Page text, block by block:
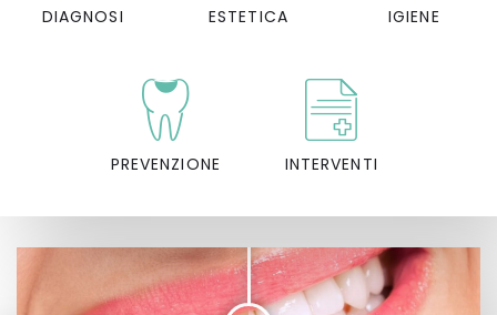
DIAGNOSI ESTETICA IGIENE
PREVENZIONE INTERVENTI